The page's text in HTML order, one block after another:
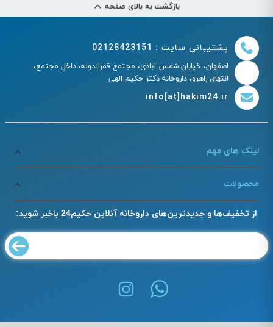
بازگشت به بالای صفحه
پشتیبانی سایت : 02128423151
اصفهان، خیابان شمس آبادی، مجتمع قمرالدوله، داخل مجتمع،
انتهای راهرو، داروخانه دکتر حکیم الهی
info[at]hakim24.ir
لینک های مهم
محصولات
از تخفیف‌ها و جدیدترین‌های داروخانه آنلاین حکیم24 باخبر شوید: